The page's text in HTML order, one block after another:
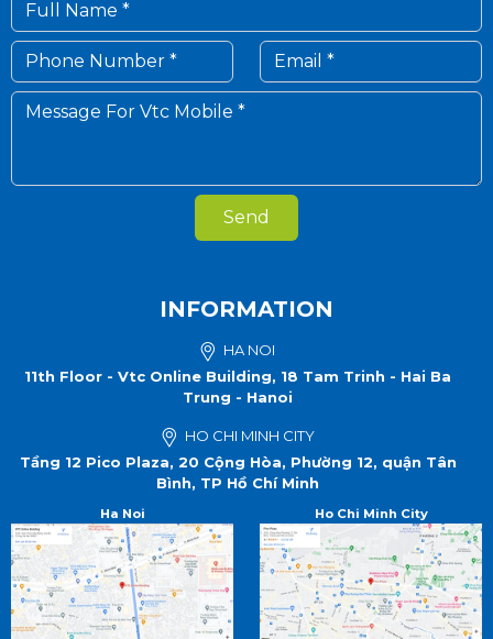
Send
INFORMATION
HA NOI
11th Floor - Vtc Online Building, 18 Tam Trinh - Hai Ba
Trung - Hanoi
HO CHI MINH CITY
Tầng 12 Pico Plaza, 20 Cộng Hòa, Phường 12, quận Tân
Bình, TP Hồ Chí Minh
Ha Noi Ho Chi Minh City